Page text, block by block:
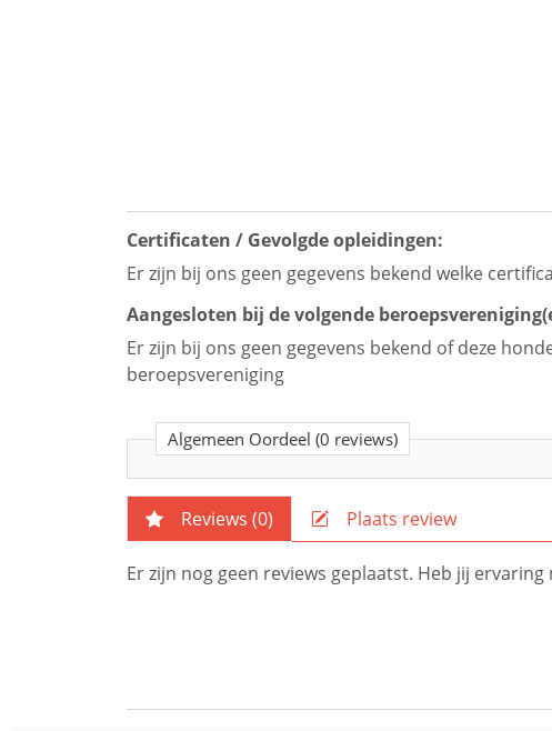
Certificaten / Gevolgde opleidingen:
Er zijn bij ons geen gegevens bekend welke
Aangesloten bij de volgende
Er zijn bij ons geen gegevens bekend of deze
beroepsvereniging
Algemeen Oordeel (0 reviews)
Reviews (0) Plaats review
Er zijn nog geen reviews geplaatst. Heb jij